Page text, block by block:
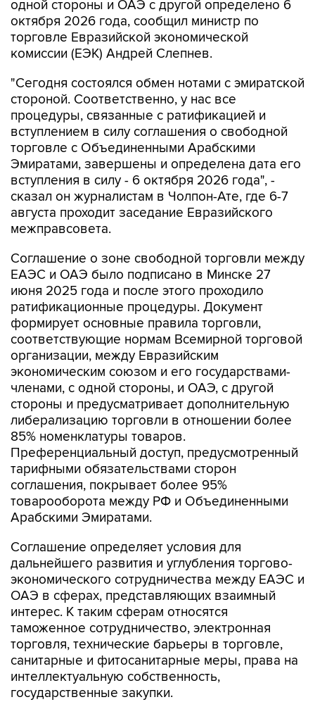
одной стороны и ОАЭ с другой определено 6
октября 2026 года, сообщил министр по
торговле Евразийской экономической
комиссии (ЕЭК) Андрей Слепнев.
"Сегодня состоялся обмен нотами с эмиратской
стороной. Соответственно, у нас все
процедуры, связанные с ратификацией и
вступлением в силу соглашения о свободной
торговле с Объединенными Арабскими
Эмиратами, завершены и определена дата его
вступления в силу - 6 октября 2026 года", -
сказал он журналистам в Чолпон-Ате, где 6-7
августа проходит заседание Евразийского
межправсовета.
Соглашение о зоне свободной торговли между
ЕАЭС и ОАЭ было подписано в Минске 27
июня 2025 года и после этого проходило
ратификационные процедуры. Документ
формирует основные правила торговли,
соответствующие нормам Всемирной торговой
организации, между Евразийским
экономическим союзом и его государствами-
членами, с одной стороны, и ОАЭ, с другой
стороны и предусматривает дополнительную
либерализацию торговли в отношении более
85% номенклатуры товаров.
Преференциальный доступ, предусмотренный
тарифными обязательствами сторон
соглашения, покрывает более 95%
товарооборота между РФ и Объединенными
Арабскими Эмиратами.
Соглашение определяет условия для
дальнейшего развития и углубления торгово-
экономического сотрудничества между ЕАЭС и
ОАЭ в сферах, представляющих взаимный
интерес. К таким сферам относятся
таможенное сотрудничество, электронная
торговля, технические барьеры в торговле,
санитарные и фитосанитарные меры, права на
интеллектуальную собственность,
государственные закупки.